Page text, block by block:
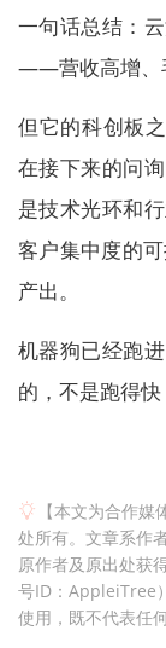
一句话总结：
——营收高增、
但它的科创板
在接下来的问
是技术光环和
客户集中度的
产出。
机器狗已经跑
的，不是跑得快
【本文为合作
处所有。文章系作
原作者及原出处获
号ID：AppleiTree
使用，既不代表任